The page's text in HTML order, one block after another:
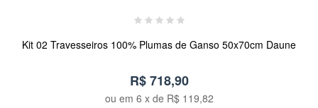
Kit 02 Travesseiros 100% Plumas de Ganso 50x70cm Daune
R$ 718,90
ou em 6 x de R$ 119,82